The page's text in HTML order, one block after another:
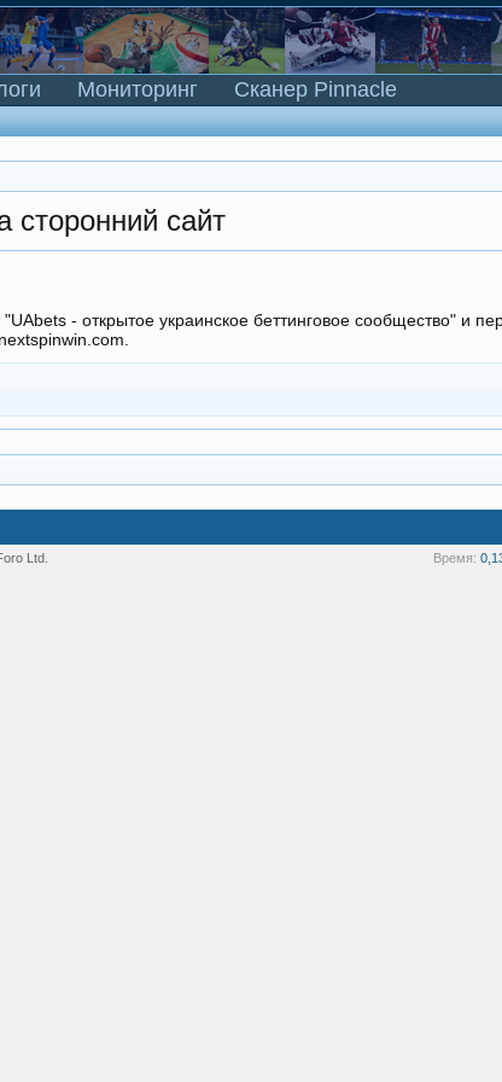
сторонний сайт
"UAbets - открытое украинское беттинговое сообщество" и
Мониторинг Сканер Pinnacle
Ltd. Время: